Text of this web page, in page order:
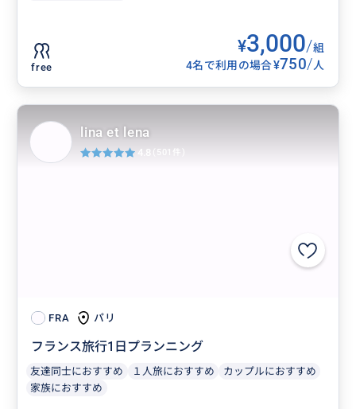
free
¥3,000/組
4名で利用の場合¥750/人
FRA パリ
フランス旅行1日プランニング
友達同士におすすめ １人旅におすすめ
カップルにおすすめ
家族におすすめ
lina et lena
4.8 (501件)